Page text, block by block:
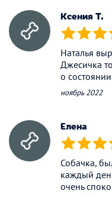
Ксения Т.
(*) (*) (*)
Наталья
Джесичка
о
ноябрь 2022
Елена
(*) (*) (*)
Собачка,
каждый
очень